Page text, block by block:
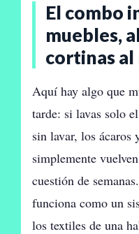
El combo
muebles,
cortinas
Aquí hay algo que
tarde: si lavas solo
sin lavar, los ácaros
simplemente
cuestión de
funciona como un
los textiles de una